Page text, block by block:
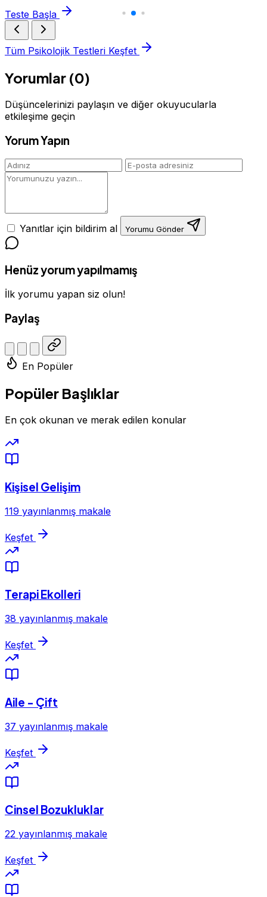
Teste Başla
Tüm Psikolojik Testleri Keşfet
Yorumlar (0)
Düşüncelerinizi paylaşın ve diğer okuyucularla
etkileşime geçin
Yorum Yapın
Yanıtlar için bildirim al Yorumu Gönder
Henüz yorum yapılmamış
İlk yorumu yapan siz olun!
Paylaş
En Popüler
Popüler Başlıklar
En çok okunan ve merak edilen konular
Kişisel Gelişim
119 yayınlanmış makale
Keşfet
Terapi Ekolleri
38 yayınlanmış makale
Keşfet
Aile - Çift
37 yayınlanmış makale
Keşfet
Cinsel Bozukluklar
22 yayınlanmış makale
Keşfet